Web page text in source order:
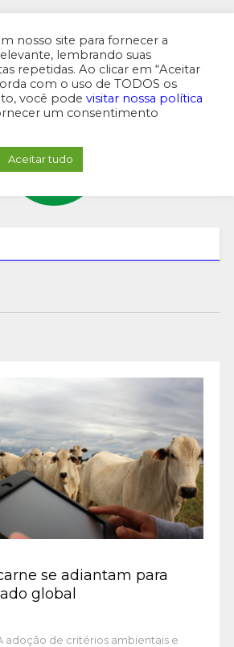
se adiantam para
global
adoção de critérios ambientais e
nosso site para fornecer a
lembrando suas
repetidas. Ao clicar em “Aceitar
com o uso de TODOS os
você pode visitar nossa política
um consentimento
Aceitar tudo